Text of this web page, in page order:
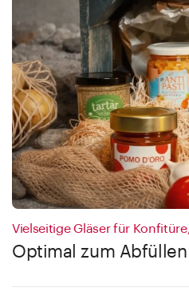
Vielseitige Gläser für
Optimal zum